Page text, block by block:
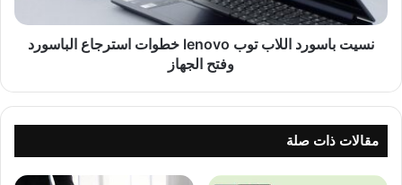
نسيت باسورد اللاب توب lenovo خطوات استرجاع الباسورد
وفتح الجهاز
مقالات ذات صلة